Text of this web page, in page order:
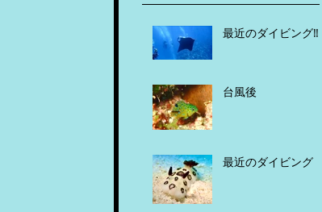
最近のダイビング‼️
台風後
最近のダイビング